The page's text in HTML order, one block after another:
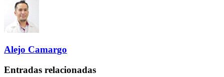
Alejo Camargo
Entradas relacionadas